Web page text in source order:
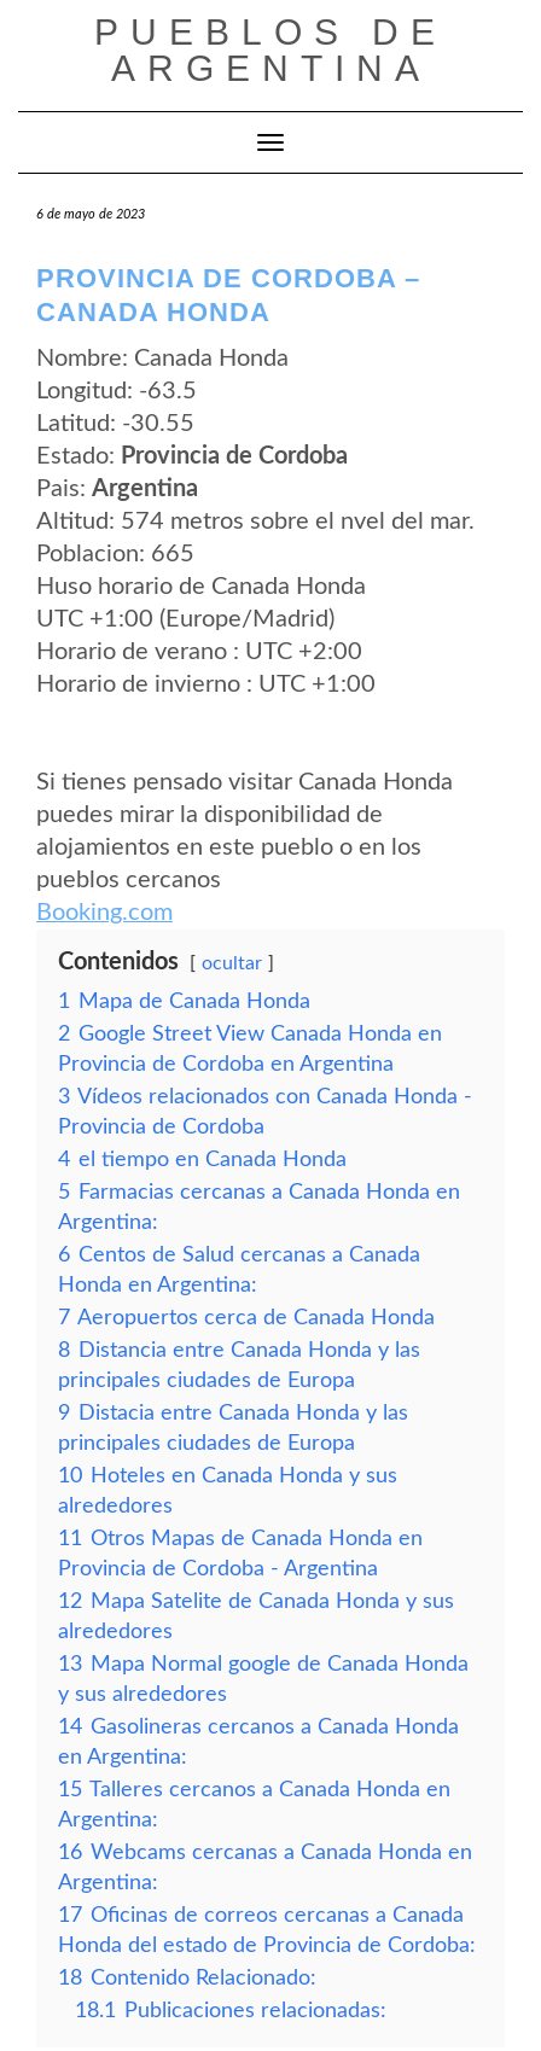
PUEBLOS DE
ARGENTINA
Cambiar modo de navegación
6 de mayo de 2023
PROVINCIA DE CORDOBA –
CANADA HONDA
Nombre: Canada Honda
Longitud: -63.5
Latitud: -30.55
Estado: Provincia de Cordoba
Pais: Argentina
Altitud: 574 metros sobre el nvel del mar.
Poblacion: 665
Huso horario de Canada Honda
UTC +1:00 (Europe/Madrid)
Horario de verano : UTC +2:00
Horario de invierno : UTC +1:00
Si tienes pensado visitar Canada Honda
puedes mirar la disponibilidad de
alojamientos en este pueblo o en los
pueblos cercanos
Booking.com
Contenidos ocultar
1
Mapa de Canada Honda
2 Google Street View Canada Honda en
Provincia de Cordoba en Argentina
3 Vídeos relacionados con Canada Honda -
Provincia de Cordoba
4 el tiempo en Canada Honda
5 Farmacias cercanas a Canada Honda en
Argentina:
6 Centos de Salud cercanas a Canada
Honda en Argentina:
7 Aeropuertos cerca de Canada Honda
8 Distancia entre Canada Honda y las
principales ciudades de Europa
9 Distacia entre Canada Honda y las
principales ciudades de Europa
10 Hoteles en Canada Honda y sus
alrededores
11 Otros Mapas de Canada Honda en
Provincia de Cordoba - Argentina
12 Mapa Satelite de Canada Honda y sus
alrededores
13 Mapa Normal google de Canada Honda
y sus alrededores
14 Gasolineras cercanos a Canada Honda
en Argentina:
15 Talleres cercanos a Canada Honda en
Argentina:
16 Webcams cercanas a Canada Honda en
Argentina:
17 Oficinas de correos cercanas a Canada
Honda del estado de Provincia de Cordoba:
18 Contenido Relacionado:
18.1
Publicaciones relacionadas: